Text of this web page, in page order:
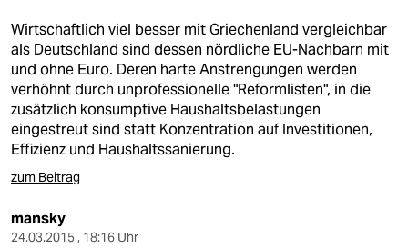
Wirtschaftlich viel besser mit Griechenland vergleichbar
als Deutschland sind dessen nördliche EU-Nachbarn mit
und ohne Euro. Deren harte Anstrengungen werden
verhöhnt durch unprofessionelle "Reformlisten", in die
zusätzlich konsumptive Haushaltsbelastungen
eingestreut sind statt Konzentration auf Investitionen,
Effizienz und Haushaltssanierung.
zum Beitrag
mansky
24.03.2015 , 18:16 Uhr